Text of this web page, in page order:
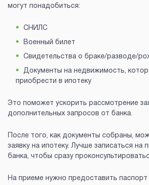
могут понадобиться:
СНИЛС
Военный билет
Свидетельства о браке/разводе/
Документы на недвижимость,
приобрести в ипотеку
Это поможет ускорить рассмотрение
дополнительных запросов от банка.
После того, как документы собраны,
заявку на ипотеку. Лучше записаться на
банка, чтобы сразу
На приеме нужно предоставить паспорт